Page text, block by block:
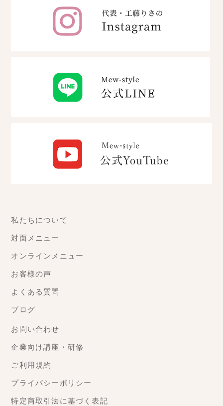
私たちについて
対面メニュー
オンラインメニュー
お客様の声
よくある質問
ブログ
お問い合わせ
企業向け講座・研修
ご利用規約
プライバシーポリシー
特定商取引法に基づく表記